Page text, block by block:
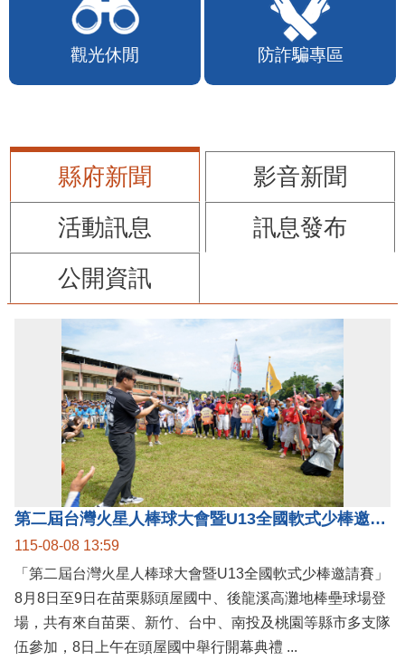
觀光休閒 防詐騙專區
縣府新聞
影音新聞
活動訊息
訊息發布
公開資訊
第二屆台灣火星人棒球大會暨U13全國軟式少棒邀請賽在苗栗舉辦
115-08-08 13:59
「第二屆台灣火星人棒球大會暨U13全國軟式少棒邀請賽」
8月8日至9日在苗栗縣頭屋國中、後龍溪高灘地棒壘球場登
場，共有來自苗栗、新竹、台中、南投及桃園等縣市多支隊
伍參加，8日上午在頭屋國中舉行開幕典禮 ...